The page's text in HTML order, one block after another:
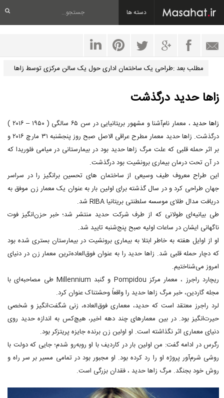
دسته ها
مطلب بعد :طراحی یک ساختمان اداری حول یک سالن مرکزی توسط زاها
زاها حدید درگذشت
زاها حدید
، معمار نام‌آشنا و مشهور بریتانیایی در سن ۶۵ سالگی ( ۱۹۵۰ – ۲۰۱۶ )
درگذشت. زاها حدید معمار مطرح عراقی الاصل صبح روز پنجشنبه ۳۱ مارچ ۲۰۱۶ و
بر اثر حمله قلبی که علت مرگ زاها حدید بود در بیمارستانی در میامی فلوریدا که
در آن تحت درمان بیماری برونشیت بود درگذشت.
این طراح معروف طیف وسیعی از ساختمان های تحسین برانگیز را در سراسر
جهان طراحی کرد و در سال گذشته برای اولین بار به عنوان یک معمار زن موفق به
دریافت مدال طلای موسسه سلطنتی بریتانیا RIBA شد.
طی بیانیه‌ای طولانی که از طرف شرکت حدید منتشر شد؛ خبر حزن‌انگیز فوت
ناگهانی ایشان در ساعات اولیه صبح پنج‌شنبه تایید شد.
او از اوایل هفته به خاطر ابتلا به بیماری برونشیت در بیمارستان بستری شده بود
که دچار حمله قلبی شد. زاها حدید را به عنوان فوق‌العاده‌ترین معمار زن در دنیای
امروز می‌شناختیم.
ریچارد راجرز ، معمار مرکز Pompidou و گنبد Millennium طی مصاحبه‌ای با
مجله گاردین، خبر مرگ زاها حدید را واقعاً وحشتناک عنوان کرد.
لرد راجرز معتقد است که حدید، معماری فوق‌العاده، زنی شگفت‌انگیز و شخصی
حیرت‌انگیز بود. در بین معمارهای چند دهه اخیر، هیچ‌کس به اندازه حدید روی
دنیای معماری اثر نگذاشته است. او اولین زن برنده جایزه پریتزکر بود.
رگرس در ادامه گفت: من اولین بار در کاردیف با او روبه‌رو شدم؛ جایی که دولت با
روشی شرم‌آور پروژه او را رد کرده بود. او مجبور بود در تمامی مسیر بر سر راه و
روش خود بجنگد. مرگ زاها حدید ، فقدان بزرگی است.